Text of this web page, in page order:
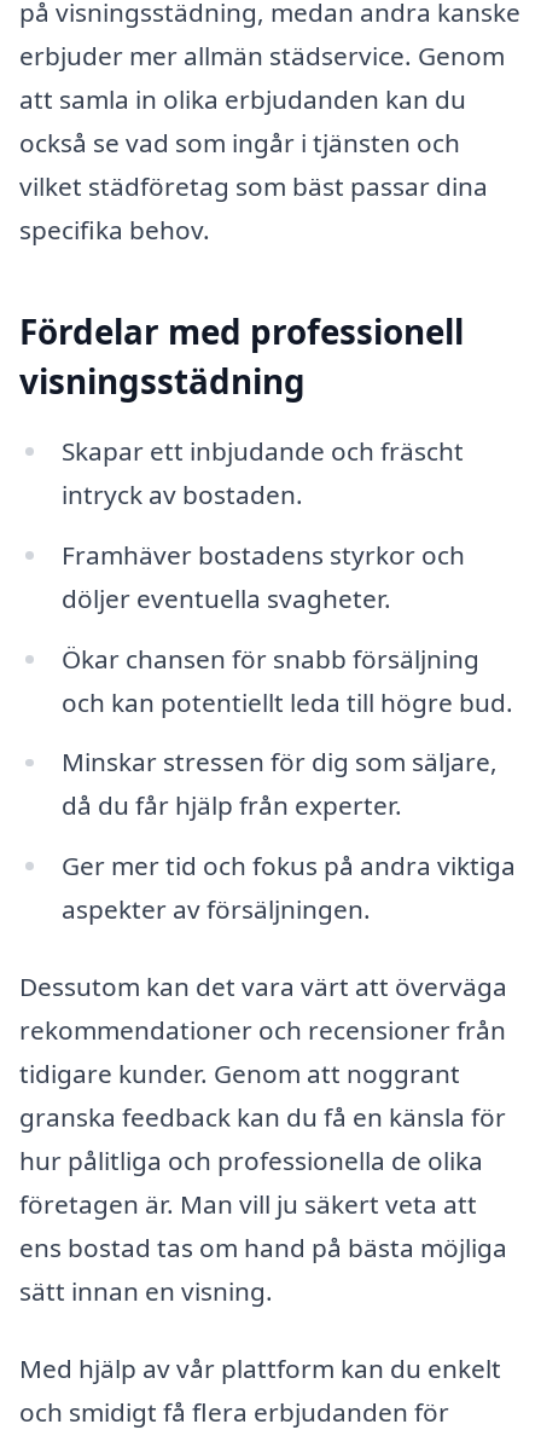
på visningsstädning, medan andra kanske
erbjuder mer allmän städservice. Genom
att samla in olika erbjudanden kan du
också se vad som ingår i tjänsten och
vilket städföretag som bäst passar dina
specifika behov.
Fördelar med professionell
visningsstädning
Skapar ett inbjudande och fräscht
intryck av bostaden.
Framhäver bostadens styrkor och
döljer eventuella svagheter.
Ökar chansen för snabb försäljning
och kan potentiellt leda till högre bud.
Minskar stressen för dig som säljare,
då du får hjälp från experter.
Ger mer tid och fokus på andra viktiga
aspekter av försäljningen.
Dessutom kan det vara värt att överväga
rekommendationer och recensioner från
tidigare kunder. Genom att noggrant
granska feedback kan du få en känsla för
hur pålitliga och professionella de olika
företagen är. Man vill ju säkert veta att
ens bostad tas om hand på bästa möjliga
sätt innan en visning.
Med hjälp av vår plattform kan du enkelt
och smidigt få flera erbjudanden för